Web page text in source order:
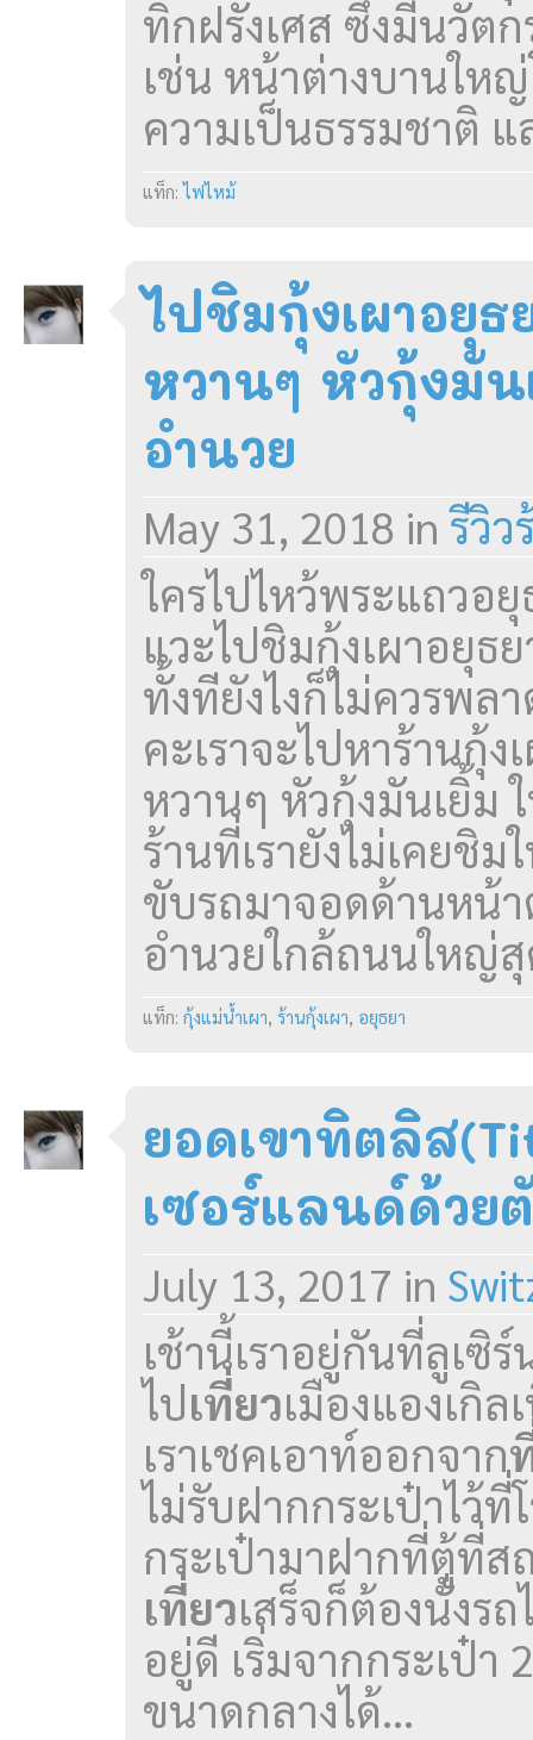
ทิกฝรั่งเศส ซึ่งมีนวัต
เช่น หน้าต่างบานให
ความเป็นธรรมชาติ แ
แท็ก:ไฟไหม้
ไปชิมกุ้งเผาอยุธ
หวานๆ หัวกุ้งมั
อำนวย
May 31, 2018 inรีวิว
ใครไปไหว้พระแถวอยุ
แวะไปชิมกุ้งเผาอยุธ
ทั้งทียังไงก็ไม่ควรพล
คะเราจะไปหาร้านกุ้ง
หวานๆ หัวกุ้งมันเยิ้ม
ร้านที่เรายังไม่เคยชิ
ขับรถมาจอดด้านหน้
อำนวยใกล้ถนนใหญ่สุ
แท็ก: กุ้งแม่น้ำเผา, ร้านกุ้งเผา, อยุธยา
ยอดเขาทิตลิส
เซอร์แลนด์ด้วยตั
July 13, 2017 in
เช้านี้เราอยู่กันที่ลูเซิ
ไปเที่ยวเมืองแองเกิ
เราเชคเอาท์ออกจาก
ไม่รับฝากกระเป๋าไว้ที่
กระเป๋ามาฝากที่ตู้ที่ส
เที่ยวเสร็จก็ต้องนั่งร
อยู่ดี เริ่มจากกระเป๋า
ขนาดกลางได้...